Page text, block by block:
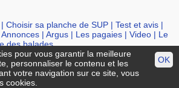
|Choisir sa planche de SUP |Test et avis |
|Argus | Les pagaies |Video | Le
des balades
et Magasins pour acheter un SUP
Points
de SUP
OK
pour vous garantir la meilleure
personnaliser le contenu et les
votre navigation sur ce site, vous
cookies.